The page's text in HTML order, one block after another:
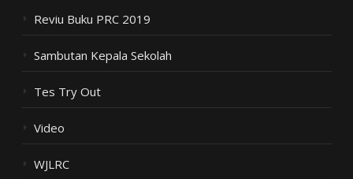
Reviu Buku PRC 2019
Sambutan Kepala Sekolah
Tes Try Out
Video
WJLRC